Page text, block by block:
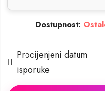
Dostupnost:
Procijenjeni datum
isporuke